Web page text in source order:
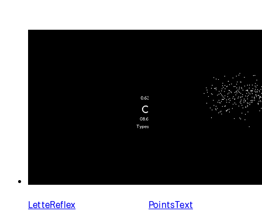
LetteReflex PointsText